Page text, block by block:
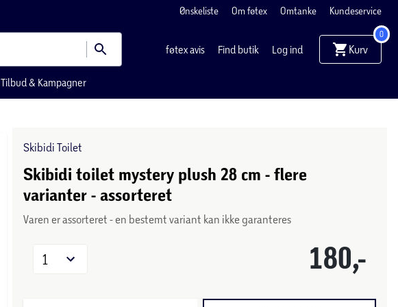
Ønskeliste Om føtex Omtanke Kundeservice
føtex avis Find butik Log ind Kurv
0
Tilbud & Kampagner
Skibidi Toilet
Skibidi toilet mystery plush 28 cm - flere
varianter - assorteret
Varen er assorteret - en bestemt variant kan ikke garanteres
180,-
1